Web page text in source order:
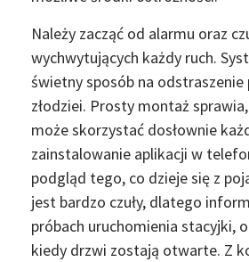
Należy zacząć od alarmu oraz
wychwytujących każdy ruch.
świetny sposób na odstraszenie
złodziei. Prosty montaż
może skorzystać dosłownie
zainstalowanie aplikacji w
podgląd tego, co dzieje się z
jest bardzo czuły, dlatego
próbach uruchomienia stacyjki,
kiedy drzwi zostają otwarte. Z